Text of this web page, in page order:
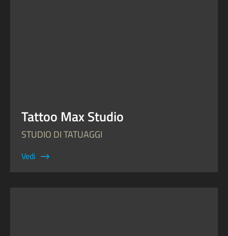
Tattoo Max Studio
STUDIO DI TATUAGGI
Vedi